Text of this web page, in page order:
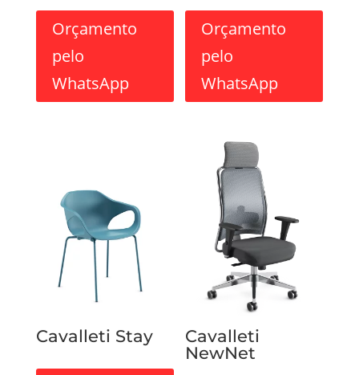
Orçamento
pelo
WhatsApp
Orçamento
pelo
WhatsApp
Cavalleti Stay
Cavalleti
NewNet